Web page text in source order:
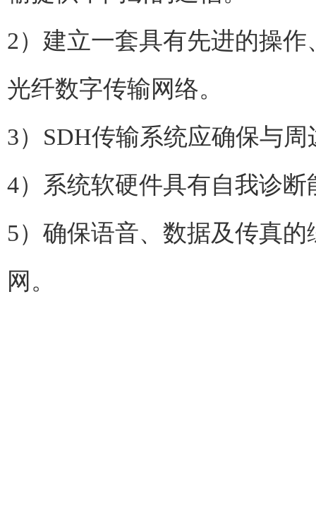
2）建立一套具有先进的操
光纤数字传输网络。
3）SDH传输系统应确保与
4）系统软硬件具有自我诊
5）确保语音、数据及传真
网。